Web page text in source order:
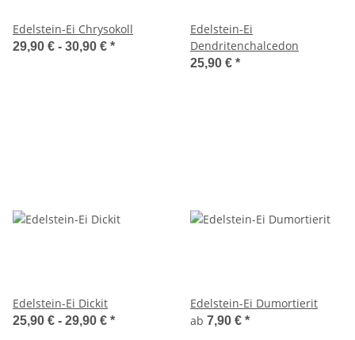
Edelstein-Ei Chrysokoll
29,90 € - 30,90 € *
Edelstein-Ei
Dendritenchalcedon
25,90 € *
Edelstein-Ei Dickit
25,90 € - 29,90 € *
Edelstein-Ei Dumortierit
ab 7,90 € *